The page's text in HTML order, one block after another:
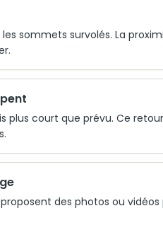
sommets survolés. La
plus court que prévu. Ce
des photos ou